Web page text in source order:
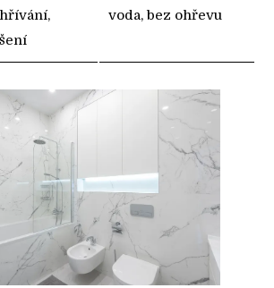
voda, bez ohřevu